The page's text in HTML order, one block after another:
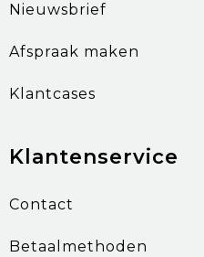
Nieuwsbrief
Afspraak maken
Klantcases
Klantenservice
Contact
Betaalmethoden